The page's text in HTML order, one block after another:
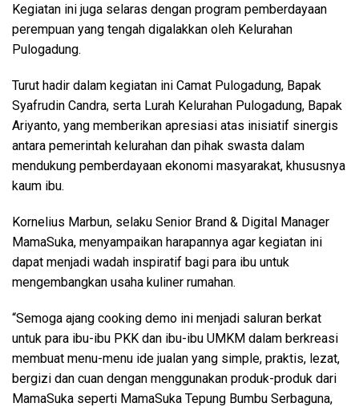
Kegiatan ini juga selaras dengan program pemberdayaan
perempuan yang tengah digalakkan oleh Kelurahan
Pulogadung.
Turut hadir dalam kegiatan ini Camat Pulogadung, Bapak
Syafrudin Candra, serta Lurah Kelurahan Pulogadung, Bapak
Ariyanto, yang memberikan apresiasi atas inisiatif sinergis
antara pemerintah kelurahan dan pihak swasta dalam
mendukung pemberdayaan ekonomi masyarakat, khususnya
kaum ibu.
Kornelius Marbun, selaku Senior Brand & Digital Manager
MamaSuka, menyampaikan harapannya agar kegiatan ini
dapat menjadi wadah inspiratif bagi para ibu untuk
mengembangkan usaha kuliner rumahan.
“Semoga ajang cooking demo ini menjadi saluran berkat
untuk para ibu-ibu PKK dan ibu-ibu UMKM dalam berkreasi
membuat menu-menu ide jualan yang simple, praktis, lezat,
bergizi dan cuan dengan menggunakan produk-produk dari
MamaSuka seperti MamaSuka Tepung Bumbu Serbaguna,